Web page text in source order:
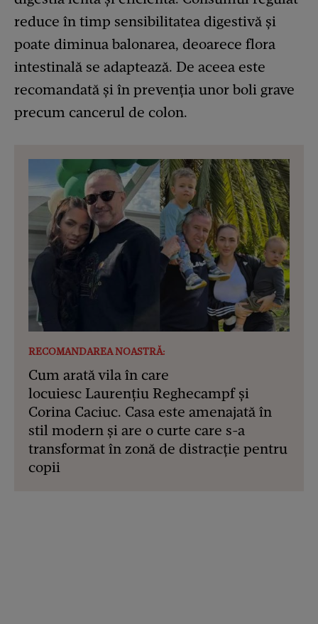
reduce în timp sensibilitatea digestivă și
poate diminua balonarea, deoarece flora
intestinală se adaptează. De aceea este
recomandată și în prevenția unor boli grave
precum cancerul de colon.
RECOMANDAREA NOASTRĂ:
Cum arată vila în care
locuiesc Laurențiu Reghecampf și
Corina Caciuc. Casa este amenajată în
stil modern și are o curte care s-a
transformat în zonă de distracție pentru
copii